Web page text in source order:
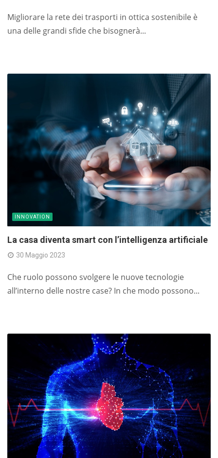
Migliorare la rete dei trasporti in ottica sostenibile è
una delle grandi sfide che bisognerà...
INNOVATION
La casa diventa smart con l’intelligenza artificiale
30 Maggio 2023
Che ruolo possono svolgere le nuove tecnologie
all’interno delle nostre case? In che modo possono...